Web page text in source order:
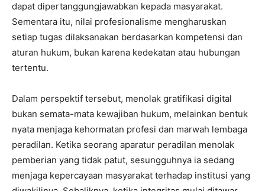
dapat dipertanggungjawabkan kepada masyarakat.
Sementara itu, nilai profesionalisme mengharuskan
setiap tugas dilaksanakan berdasarkan kompetensi dan
aturan hukum, bukan karena kedekatan atau hubungan
tertentu.
Dalam perspektif tersebut, menolak gratifikasi digital
bukan semata-mata kewajiban hukum, melainkan bentuk
nyata menjaga kehormatan profesi dan marwah lembaga
peradilan. Ketika seorang aparatur peradilan menolak
pemberian yang tidak patut, sesungguhnya ia sedang
menjaga kepercayaan masyarakat terhadap institusi yang